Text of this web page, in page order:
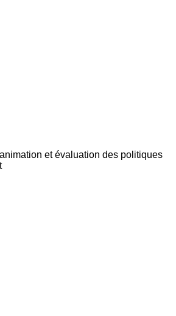
et évaluation des politiques